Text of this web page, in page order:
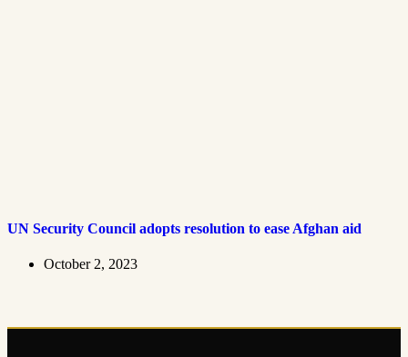
UN Security Council adopts resolution to ease Afghan aid
October 2, 2023